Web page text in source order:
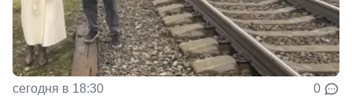
сегодня в 18:30 0